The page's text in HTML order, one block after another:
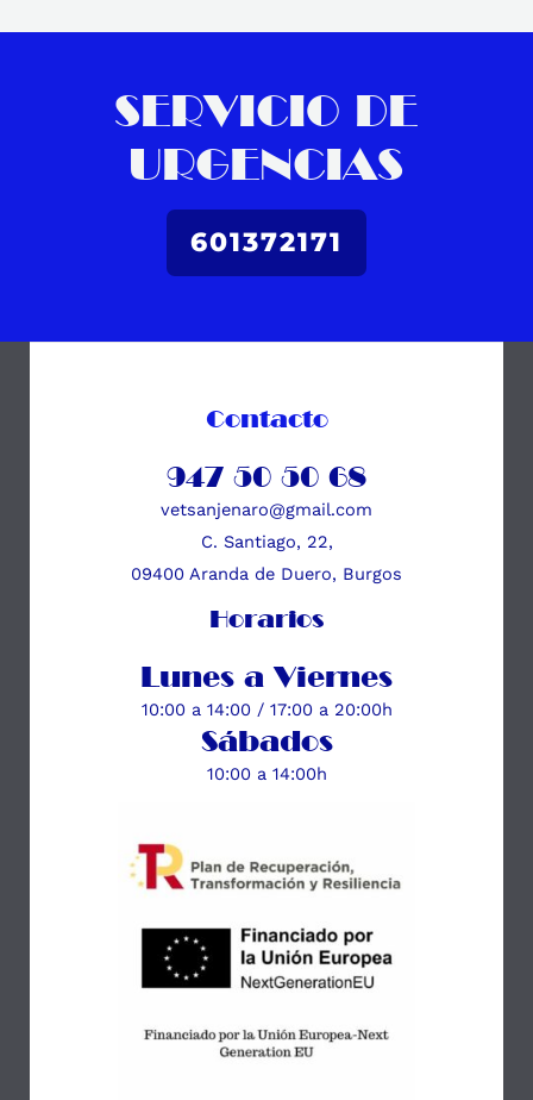
SERVICIO DE
URGENCIAS
601372171
Contacto
947 50 50 68
vetsanjenaro@gmail.com
C. Santiago, 22,
09400 Aranda de Duero, Burgos
Horarios
Lunes a Viernes
10:00 a 14:00 / 17:00 a 20:00h
Sábados
10:00 a 14:00h